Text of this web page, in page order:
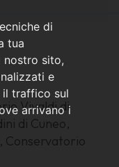
di
tua
nostro sito,
e
il traffico sul
arrivano i
Vivaldi di
di Cuneo,
Conservatorio